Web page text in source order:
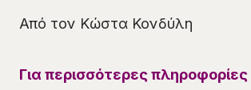
Από τον Κώστα Κονδύλη
Για περισσότερες πληροφορίες